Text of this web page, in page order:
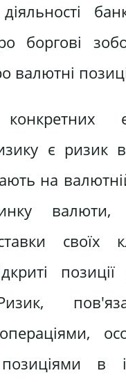
діяльності
боргові
валютні
є ризик
на
валюти,
своїх
в